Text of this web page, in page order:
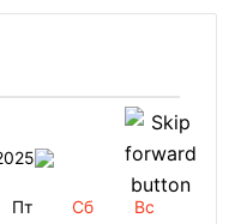
Пт Сб Вс